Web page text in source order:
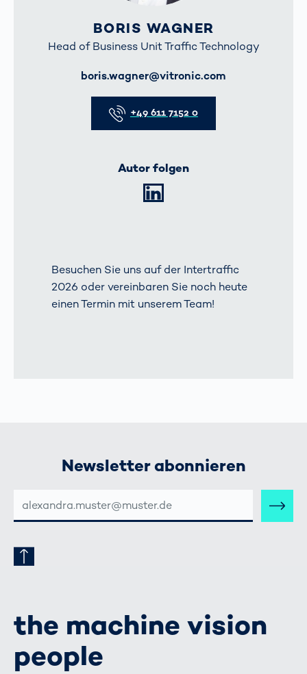
BORIS WAGNER
Head of Business Unit Traffic Technology
boris.wagner@vitronic.com
+49 611 7152 0
Autor folgen
Besuchen Sie uns auf der Intertraffic
2026 oder vereinbaren Sie noch heute
einen Termin mit unserem Team!
Newsletter abonnieren
MAIL-
ADRESSE
the machine vision
people